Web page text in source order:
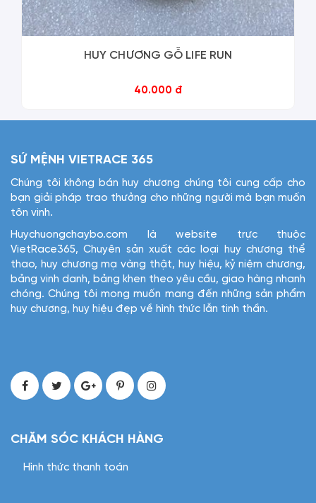
HUY CHƯƠNG GỖ LIFE RUN
40.000 đ
SỨ MỆNH VIETRACE 365
Chúng tôi không bán huy chương chúng tôi cung cấp cho
bạn giải pháp trao thưởng cho những người mà bạn muốn
tôn vinh.
Huychuongchaybo.com là website trực thuộc
VietRace365, Chuyên sản xuất các loại huy chương thể
thao, huy chương mạ vàng thật, huy hiệu, kỷ niệm chương,
bảng vinh danh, bảng khen theo yêu cầu, giao hàng nhanh
chóng. Chúng tôi mong muốn mang đến những sản phẩm
huy chương, huy hiệu đẹp về hình thức lẫn tinh thần.
CHĂM SÓC KHÁCH HÀNG
Hình thức thanh toán